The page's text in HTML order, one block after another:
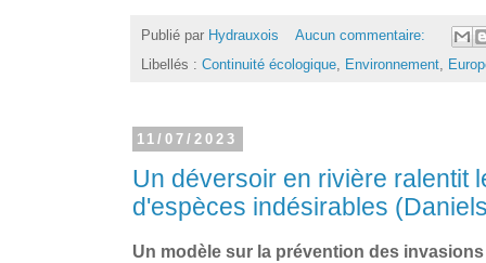
Publié par Hydrauxois
Aucun commentaire:
Libellés : Continuité écologique, Environnement,
11/07/2023
Un déversoir en rivière ralentit
d'espèces indésirables
Un modèle sur la prévention des